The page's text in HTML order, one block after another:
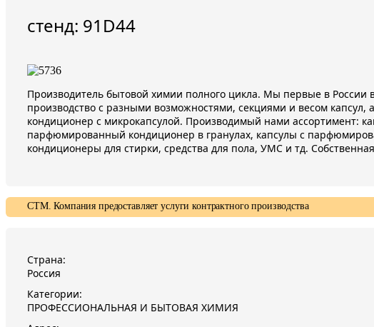
стенд: 91D44
Производитель бытовой химии полного цикла. Мы первые в России
производство с разными возможностями, секциями и весом
кондиционер с микрокапсулой. Производимый нами ассортимент:
парфюмированный кондиционер в гранулах, капсулы с
кондиционеры для стирки, средства для пола, УМС и тд.
СТМ. Компания предоставляет услуги контрактного производства
Страна:
Россия
Категории:
ПРОФЕССИОНАЛЬНАЯ И БЫТОВАЯ ХИМИЯ